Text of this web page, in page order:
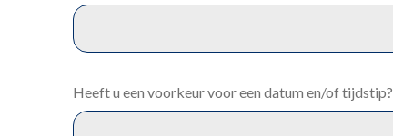
Heeft u een voorkeur voor een datum en/of tijdstip?